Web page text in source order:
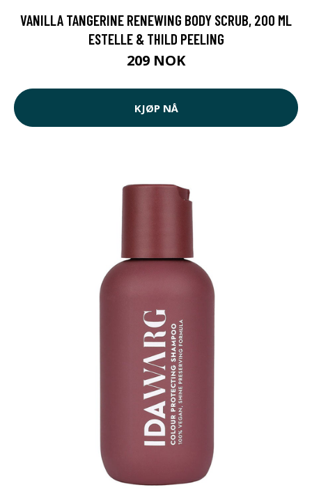
VANILLA TANGERINE RENEWING BODY SCRUB, 200 ML
ESTELLE & THILD PEELING
209 NOK
KJØP NÅ